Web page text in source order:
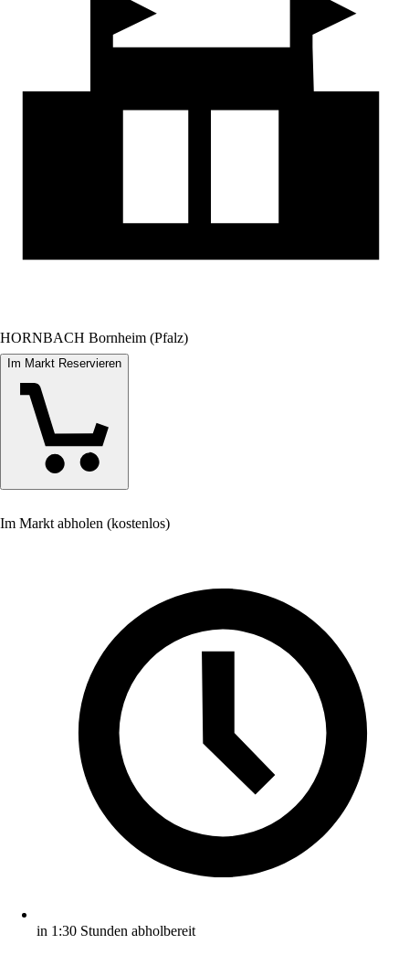
HORNBACH Bornheim (Pfalz)
Im Markt Reservieren
Im Markt abholen (kostenlos)
in 1:30 Stunden abholbereit